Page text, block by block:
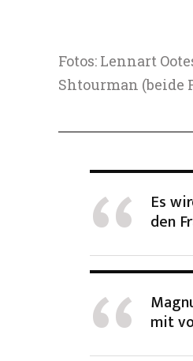
Fotos: Lennart
Shtourman (beide
Es
den
mit